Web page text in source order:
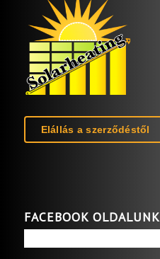
Elállás a szerződéstől
FACEBOOK OLDALUNK